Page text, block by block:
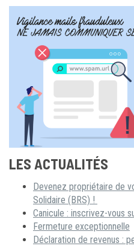
LES ACTUALITÉS
Devenez propriétaire de
Solidaire (BRS) !
Canicule : inscrivez-vous
Fermeture exceptionnelle
Déclaration de revenus :